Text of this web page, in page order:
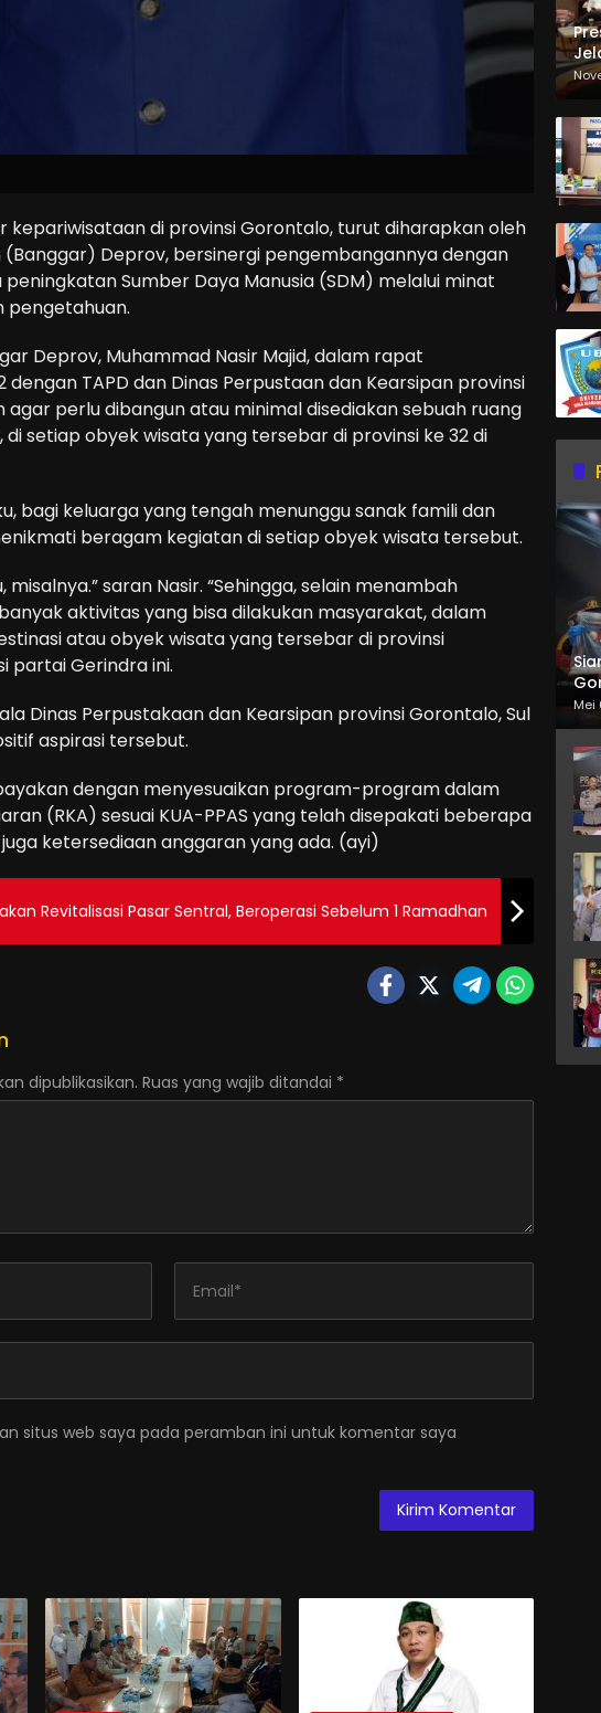
kepariwisataan di provinsi Gorontalo, turut diharapkan oleh
(Banggar) Deprov, bersinergi pengembangannya dengan
Sumber Daya Manusia (SDM) melalui minat
pengetahuan.
Deprov, Muhammad Nasir Majid, dalam rapat
dengan TAPD dan Dinas Perpustaan dan Kearsipan provinsi
agar perlu dibangun atau minimal disediakan sebuah ruang
setiap obyek wisata yang tersebar di provinsi ke 32 di
bagi keluarga yang tengah menunggu sanak famili dan
beragam kegiatan di setiap obyek wisata tersebut.
saran Nasir. “Sehingga, selain menambah
aktivitas yang bisa dilakukan masyarakat, dalam
atau obyek wisata yang tersebar di provinsi
partai Gerindra ini.
Dinas Perpustakaan dan Kearsipan provinsi Gorontalo, Sul
aspirasi tersebut.
dengan menyesuaikan program-program dalam
(RKA) sesuai KUA-PPAS yang telah disepakati beberapa
ketersediaan anggaran yang ada. (ayi)
Revitalisasi Pasar Sentral, Beroperasi Sebelum 1 Ramadhan
dipublikasikan. Ruas yang wajib ditandai *
situs web saya pada peramban ini untuk komentar saya
Mei